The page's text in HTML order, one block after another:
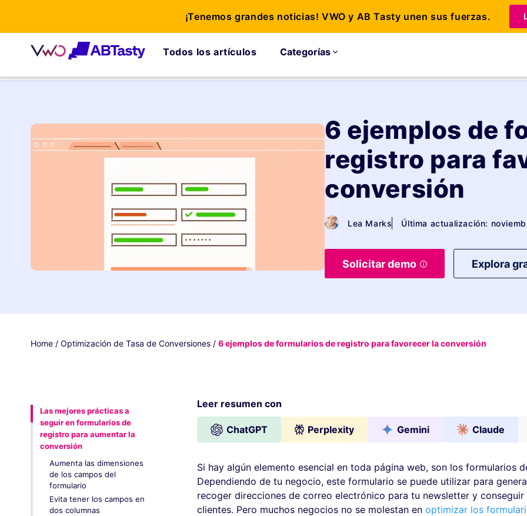
Todos los artículos Categorías
6 ejemplos de
registro para
conversión
Lea Marks Última actualización:
Solicitar demo Explora
Home / Optimización de Tasa de Conversiones / 6 ejemplos de formularios de registro para favorecer la conversión
Las mejores prácticas a
seguir en formularios de
registro para aumentar la
conversión
Aumenta las dimensiones
de los campos del
formulario
Evita tener los campos en
dos columnas
Leer resumen con
ChatGPT Perplexity Gemini Claude
Si hay algún elemento esencial en toda página web, son los formularios
Dependiendo de tu negocio, este formulario se puede utilizar para
recoger direcciones de correo electrónico para tu newsletter y conseguir
clientes. Pero muchos negocios no se molestan en optimizar los
¡Tenemos grandes noticias! VWO y AB Tasty unen sus fuerzas.